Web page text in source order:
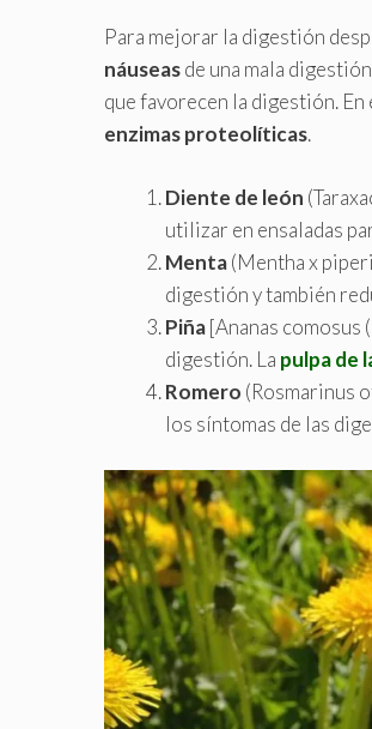
Para mejorar la digestión
náuseasde una mala
que favorecen la digestión.
enzimas proteolíticas.
Diente de león
utilizar en ensaladas
Menta(Mentha x
digestión y también
Piña[Ananas comosus
digestión. La pulpa de
Romero (Rosmarinus
los síntomas de las